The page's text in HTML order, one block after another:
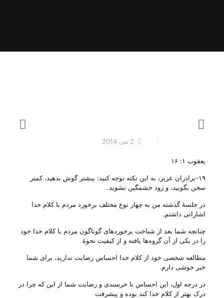
2 می 2014
یعقوب ۱: ۱۶
۱۹-برادران عزیز، به این نکته توجه کنید: بیشتر گوش بدهید، کمتر
سخن بگویید، و زود خشمگین نشوید.
در جلسهٔ گذشته من به چهار نوع مختلف برخورد مردم با کلام خدا
اشاراتی داشتم.
چنانچه شما بعد از شناخت برخورد‌های گوناگون مردم با کلام خدا خود
را در یکی از آن گروه‌ها یافته و از کیفیت نحوهٔ
مطالعه شخصی خود از کلام خدا احساس رضایت ندارید، برای شما
خبر خوشی دارم.
در درجه اول، این احساس نا خرسندی و رضایت شما از این که چرا در
درک بهتر از کلام خدا کند بوده و پیشرفت